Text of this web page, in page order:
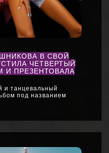
В СВОЙ
ЧЕТВЕРТЫЙ
И ПРЕЗЕНТОВАЛА
и танцевальный
под названием